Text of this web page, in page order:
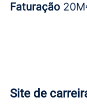
Faturação
Site de